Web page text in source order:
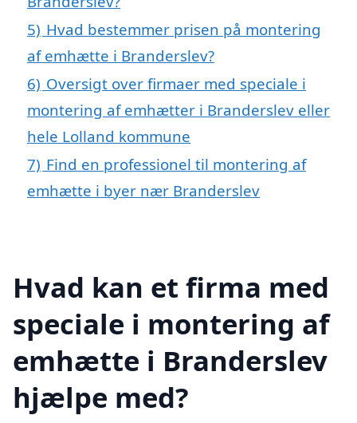
5) Hvad bestemmer prisen på montering
af emhætte i Branderslev?
6) Oversigt over firmaer med speciale i
montering af emhætter i Branderslev eller
hele Lolland kommune
7) Find en professionel til montering af
emhætte i byer nær Branderslev
Hvad kan et firma med
speciale i montering af
emhætte i Branderslev
hjælpe med?